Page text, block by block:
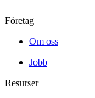
Företag
Om oss
Jobb
Resurser